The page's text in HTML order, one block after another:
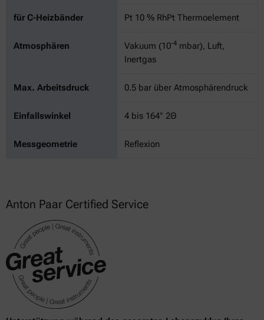
für C-Heizbänder Pt 10 % RhPt Thermoelement
Atmosphären Vakuum (10-4 mbar), Luft,
Inertgas
Max. Arbeitsdruck 0.5 bar über Atmosphärendruck
Einfallswinkel 4 bis 164° 2Θ
Messgeometrie Reflexion
Anton Paar Certified Service